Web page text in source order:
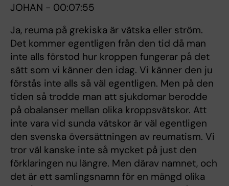
JOHAN - 00:07:55
Ja, reuma på grekiska är vätska eller ström.
Det kommer egentligen från den tid då man
inte alls förstod hur kroppen fungerar på det
sätt som vi känner den idag. Vi känner den ju
förstås inte alls så väl egentligen. Men på den
tiden så trodde man att sjukdomar berodde
på obalanser mellan olika kroppsvätskor. Att
inte vara vid sunda vätskor är väl egentligen
den svenska översättningen av reumatism. Vi
tror väl kanske inte så mycket på just den
förklaringen nu längre. Men därav namnet, och
det är ett samlingsnamn för en mängd olika